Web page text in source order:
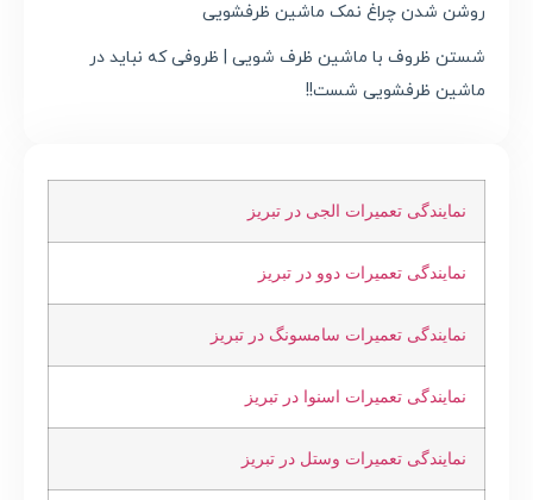
روشن شدن چراغ نمک ماشین ظرفشویی
شستن ظروف با ماشین ظرف شویی | ظروفی که نباید در
ماشین ظرفشویی شست!!
نمایندگی تعمیرات الجی در تبریز
نمایندگی تعمیرات دوو در تبریز
نمایندگی تعمیرات سامسونگ در تبریز
نمایندگی تعمیرات اسنوا در تبریز
نمایندگی تعمیرات وستل در تبریز